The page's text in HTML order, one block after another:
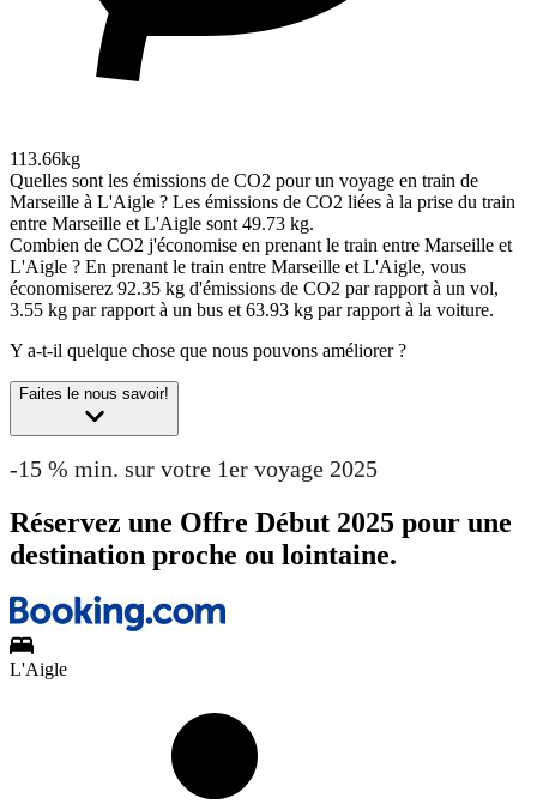
113.66kg
Quelles sont les émissions de CO2 pour un voyage en train de
Marseille à L'Aigle ? Les émissions de CO2 liées à la prise du train
entre Marseille et L'Aigle sont 49.73 kg.
Combien de CO2 j'économise en prenant le train entre Marseille et
L'Aigle ? En prenant le train entre Marseille et L'Aigle, vous
économiserez 92.35 kg d'émissions de CO2 par rapport à un vol,
3.55 kg par rapport à un bus et 63.93 kg par rapport à la voiture.
Y a-t-il quelque chose que nous pouvons améliorer ?
Faites le nous savoir!
-15 % min. sur votre 1er voyage 2025
Réservez une Offre Début 2025 pour une
destination proche ou lointaine.
L'Aigle